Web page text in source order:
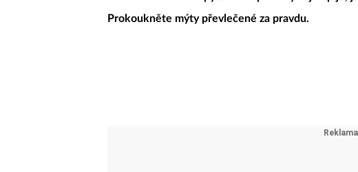
Prokoukněte mýty převlečené za pravdu.